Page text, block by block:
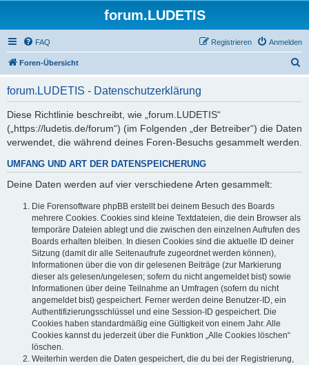
forum.LUDETIS
FAQ Anmelden
Registrieren
Foren-Übersicht
forum.LUDETIS - Datenschutzerklärung
Diese Richtlinie beschreibt, wie „forum.LUDETIS“
(„https://ludetis.de/forum“) (im Folgenden „der Betreiber“) die Daten
verwendet, die während deines Foren-Besuchs gesammelt werden.
UMFANG UND ART DER DATENSPEICHERUNG
Deine Daten werden auf vier verschiedene Arten gesammelt:
Die Forensoftware phpBB erstellt bei deinem Besuch des Boards
mehrere Cookies. Cookies sind kleine Textdateien, die dein Browser als
temporäre Dateien ablegt und die zwischen den einzelnen Aufrufen des
Boards erhalten bleiben. In diesen Cookies sind die aktuelle ID deiner
Sitzung (damit dir alle Seitenaufrufe zugeordnet werden können),
Informationen über die von dir gelesenen Beiträge (zur Markierung
dieser als gelesen/ungelesen; sofern du nicht angemeldet bist) sowie
Informationen über deine Teilnahme an Umfragen (sofern du nicht
angemeldet bist) gespeichert. Ferner werden deine Benutzer-ID, ein
Authentifizierungsschlüssel und eine Session-ID gespeichert. Die
Cookies haben standardmäßig eine Gültigkeit von einem Jahr. Alle
Cookies kannst du jederzeit über die Funktion „Alle Cookies löschen“
löschen.
Weiterhin werden die Daten gespeichert, die du bei der Registrierung,